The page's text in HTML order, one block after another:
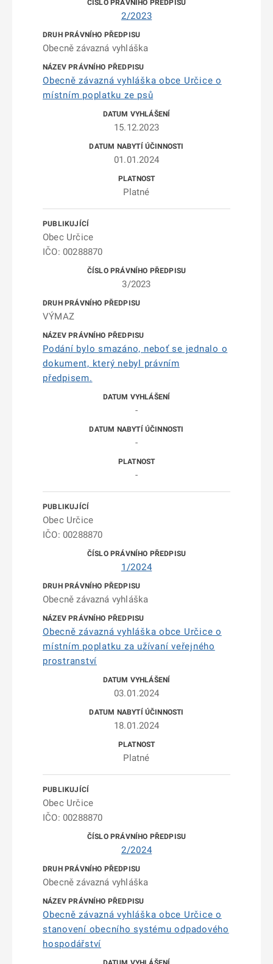
2/2023
Obecně závazná vyhláška
Obecně závazná vyhláška obce Určice o
místním poplatku ze psů
15.12.2023
01.01.2024
Platné
Obec Určice
IČO: 00288870
3/2023
VÝMAZ
Podání bylo smazáno, neboť se jednalo o
dokument, který nebyl právním
předpisem.
-
-
-
Obec Určice
IČO: 00288870
1/2024
Obecně závazná vyhláška
Obecně závazná vyhláška obce Určice o
místním poplatku za užívaní veřejného
prostranství
03.01.2024
18.01.2024
Platné
Obec Určice
IČO: 00288870
2/2024
Obecně závazná vyhláška
Obecně závazná vyhláška obce Určice o
stanovení obecního systému odpadového
hospodářství